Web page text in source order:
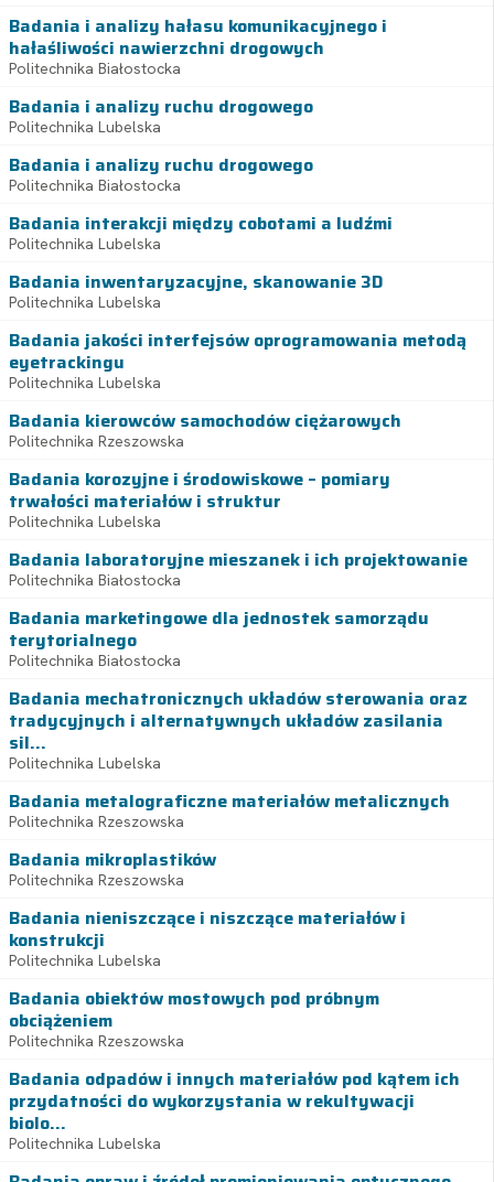
Badania i analizy hałasu komunikacyjnego i
hałaśliwości nawierzchni drogowych
Politechnika Białostocka
Badania i analizy ruchu drogowego
Politechnika Lubelska
Badania i analizy ruchu drogowego
Politechnika Białostocka
Badania interakcji między cobotami a ludźmi
Politechnika Lubelska
Badania inwentaryzacyjne, skanowanie 3D
Politechnika Lubelska
Badania jakości interfejsów oprogramowania metodą
eyetrackingu
Politechnika Lubelska
Badania kierowców samochodów ciężarowych
Politechnika Rzeszowska
Badania korozyjne i środowiskowe – pomiary
trwałości materiałów i struktur
Politechnika Lubelska
Badania laboratoryjne mieszanek i ich projektowanie
Politechnika Białostocka
Badania marketingowe dla jednostek samorządu
terytorialnego
Politechnika Białostocka
Badania mechatronicznych układów sterowania oraz
tradycyjnych i alternatywnych układów zasilania
sil...
Politechnika Lubelska
Badania metalograficzne materiałów metalicznych
Politechnika Rzeszowska
Badania mikroplastików
Politechnika Rzeszowska
Badania nieniszczące i niszczące materiałów i
konstrukcji
Politechnika Lubelska
Badania obiektów mostowych pod próbnym
obciążeniem
Politechnika Rzeszowska
Badania odpadów i innych materiałów pod kątem ich
przydatności do wykorzystania w rekultywacji
biolo...
Politechnika Lubelska